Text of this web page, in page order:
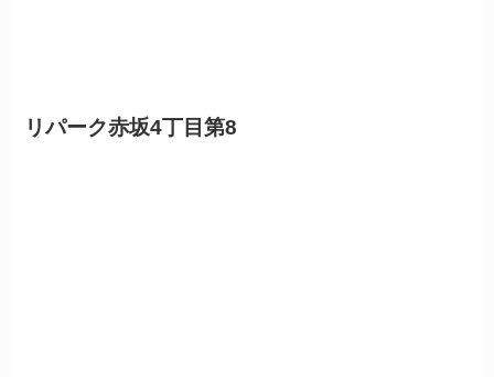
リパーク赤坂4丁目第8